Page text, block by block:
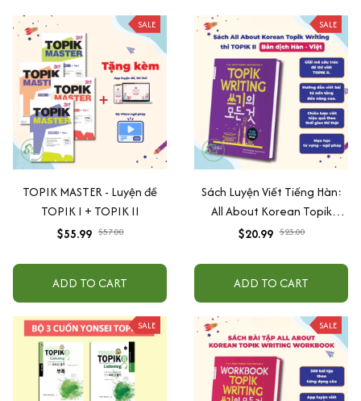
SALE
TOPIK MASTER - Luyện đề
TOPIK I + TOPIK II
$55.99 $57.00
ADD TO CART
SALE
Sách Luyện Viết Tiếng Hàn:
All About Korean Topik
Writing thi TOPIK II
$20.99 $23.00
ADD TO CART
SALE SALE